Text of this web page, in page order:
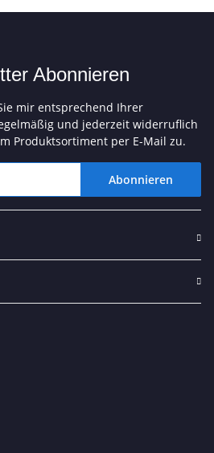
Abonnieren
mir entsprechend Ihrer
und jederzeit widerruflich
Produktsortiment per E-Mail zu.
Abonnieren